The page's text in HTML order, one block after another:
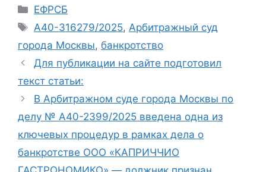
Рубрики
ЕФРСБ
Метки
А40-316279/2025, Арбитражный суд
города Москвы, банкротство
Для публикации на сайте подготовил
текст статьи:
В Арбитражном суде города Москвы по
делу № А40-2399/2025 введена одна из
ключевых процедур в рамках дела о
банкротстве ООО «КАПРИЧЧИО